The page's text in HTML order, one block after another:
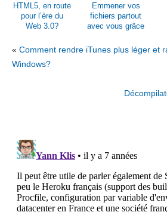
HTML5, en route
pour l’ère du
Web 3.0?
Emmener vos
fichiers partout
avec vous grâce
« Comment rendre iTunes plus léger et
Windows?